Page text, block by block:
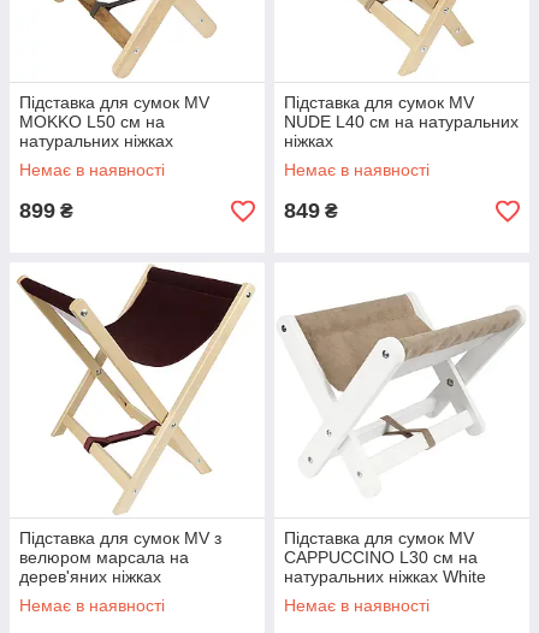
Підставка для сумок MV
MOKKO L50 см на
натуральних ніжках
Немає в наявності
899 ₴
Підставка для сумок MV
NUDE L40 см на натуральних
ніжках
Немає в наявності
849 ₴
Підставка для сумок MV з
велюром марсала на
дерев'яних ніжках
Немає в наявності
Підставка для сумок MV
CAPPUCCINO L30 см на
натуральних ніжках White
Немає в наявності